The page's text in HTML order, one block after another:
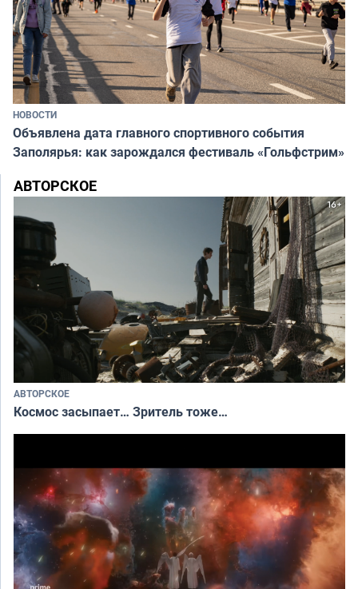
НОВОСТИ
Объявлена дата главного спортивного события
Заполярья: как зарождался фестиваль «Гольфстрим»
АВТОРСКОЕ
АВТОРСКОЕ
Космос засыпает… Зритель тоже…